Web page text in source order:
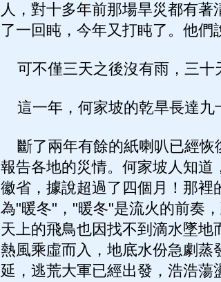
人，對十多年前那場旱災都有
了一回盹，今年又打盹了。他們
可不僅三天之後沒有雨，三十
這一年，何家坡的乾旱長達九
斷了兩年有餘的紙喇叭已經恢
報告各地的災情。何家坡人知
徽省，據說超過了四個月！那
為"暖冬"，"暖冬"是流火的前奏
天上的飛鳥也因找不到滴水墜地
熱風乘虛而入，地底水份急劇蒸
延，逃荒大軍已經出發，浩浩蕩